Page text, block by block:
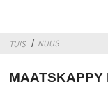
TUIS NUUS
MAATSKAPPY